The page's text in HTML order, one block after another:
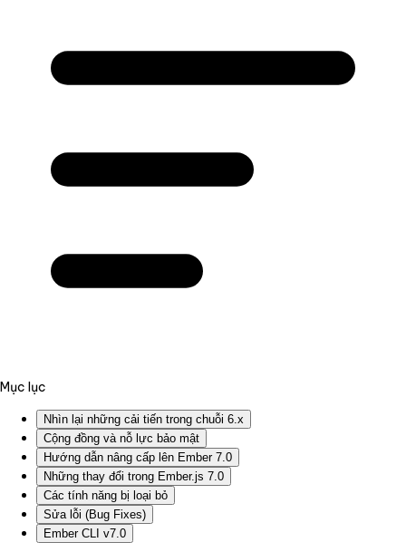
Mục lục
Nhìn lại những cải tiến trong chuỗi 6.x
Cộng đồng và nỗ lực bảo mật
Hướng dẫn nâng cấp lên Ember 7.0
Những thay đổi trong Ember.js 7.0
Các tính năng bị loại bỏ
Sửa lỗi (Bug Fixes)
Ember CLI v7.0